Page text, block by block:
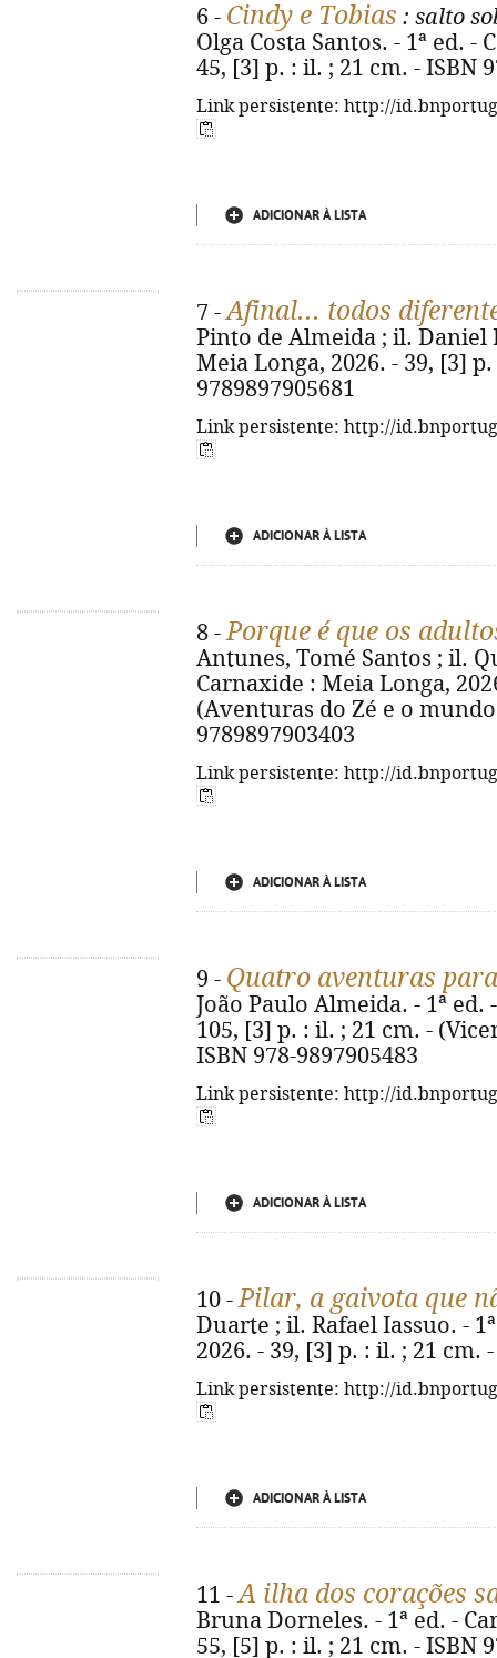
6 - Cindy e Tobias : salto
Olga Costa Santos. - 1ª ed.
45, [3] p. : il. ; 21 cm. - ISBN
Link persistente: http://
ADICIONAR À LISTA
7 -Afinal... todos
Pinto de Almeida ; il. Daniel
Meia Longa, 2026. - 39, [3]
9789897905681
Link persistente: http://
ADICIONAR À LISTA
8 -Porque é que os
Antunes, Tomé Santos ; il.
Carnaxide : Meia Longa,
(Aventuras do Zé e o
9789897903403
Link persistente: http://
ADICIONAR À LISTA
9 - Quatro aventuras
João Paulo Almeida. - 1ª
105, [3] p. : il. ; 21 cm. -
ISBN 978-9897905483
Link persistente: http://
ADICIONAR À LISTA
10 -Pilar, a gaivota que
Duarte ; il. Rafael Iassuo. -
2026. - 39, [3] p. : il. ; 21 cm.
Link persistente: http://
ADICIONAR À LISTA
11 -A ilha dos corações
Bruna Dorneles. - 1ª ed. -
55, [5] p. : il. ; 21 cm. - ISBN